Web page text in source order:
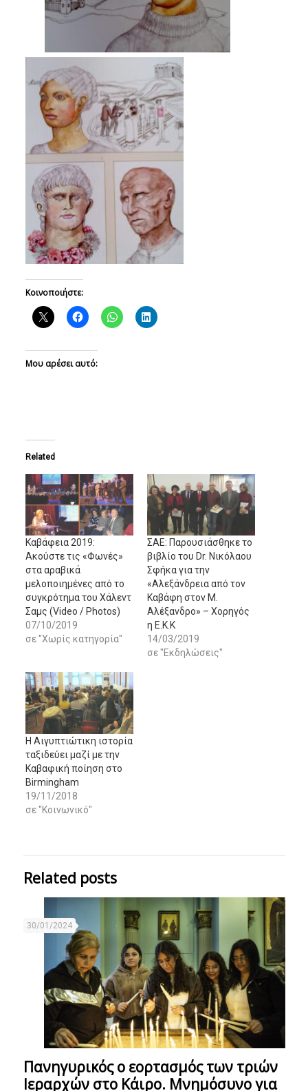
Κοινοποιήστε:
Μου αρέσει αυτό:
Related
Καβάφεια 2019:
Ακούστε τις «Φωνές»
στα αραβικά
μελοποιημένες από το
συγκρότημα του Χάλεντ
Σαμς (Video / Photos)
07/10/2019
σε "Χωρίς κατηγορία"
ΣΑΕ: Παρουσιάσθηκε το
βιβλίο του Dr. Νικόλαoυ
Σφήκα για την
«Αλεξάνδρεια από τον
Καβάφη στον Μ.
Αλέξανδρο» – Χορηγός
η Ε.Κ.Κ
14/03/2019
σε "Εκδηλώσεις"
Η Αιγυπτιώτικη ιστορία
ταξιδεύει μαζί με την
Καβαφική ποίηση στο
Birmingham
19/11/2018
σε "Κοινωνικό"
Related posts
30/01/2024
Πανηγυρικός ο εορτασμός των τριών
Ιεραρχών στο Κάιρο. Μνημόσυνο για